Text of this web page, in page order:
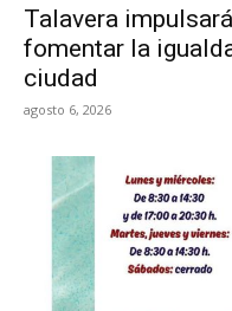
Talavera
fomentar la
ciudad
agosto 6, 2026